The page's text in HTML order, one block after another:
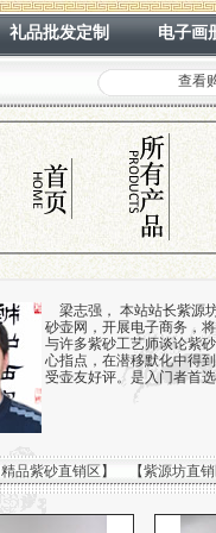
礼品批发定制 电子画
查看
梁志强， 本站站长紫源
砂壶网，开展电子商务，
与许多紫砂工艺师谈论紫
心指点，在潜移默化中得
受壶友好评。是入门者首
精品紫砂直销区 】 【紫源坊直